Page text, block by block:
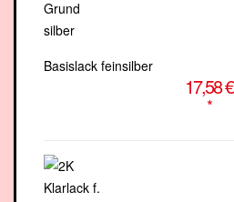
Basislack feinsilber
17,58 €
*